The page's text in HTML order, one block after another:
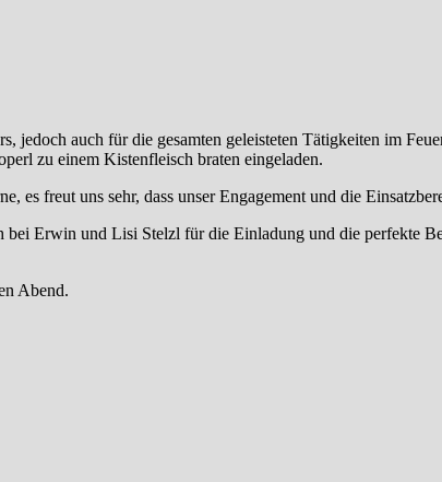
jedoch auch für die gesamten geleisteten Tätigkeiten im
zu einem Kistenfleisch braten eingeladen.
es freut uns sehr, dass unser Engagement und die
bei Erwin und Lisi Stelzl für die Einladung und die perfekte
Abend.